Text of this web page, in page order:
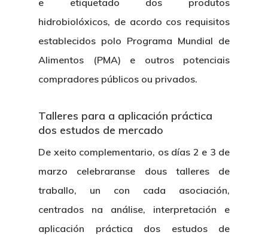
e etiquetado dos produtos
hidrobiolóxicos, de acordo cos requisitos
establecidos polo Programa Mundial de
Alimentos (PMA) e outros potenciais
compradores públicos ou privados.
Talleres para a aplicación práctica
dos estudos de mercado
De xeito complementario, os días 2 e 3 de
marzo celebraranse dous talleres de
traballo, un con cada asociación,
centrados na análise, interpretación e
aplicación práctica dos estudos de